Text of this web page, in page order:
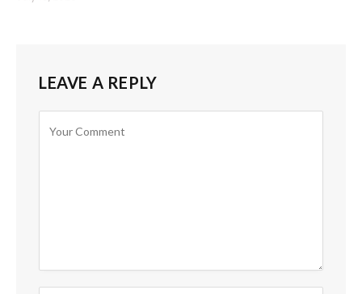
LEAVE A REPLY